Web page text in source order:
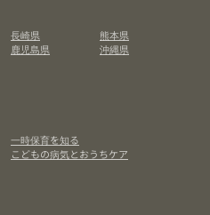
長崎県
熊本県
鹿児島県 沖縄県
一時保育を知る
こどもの病気とおうちケア